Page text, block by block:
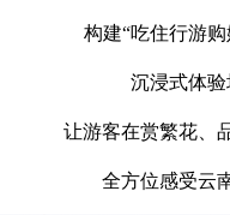
构建“吃住行游
沉浸式体
让游客在赏繁花、
全方位感受云